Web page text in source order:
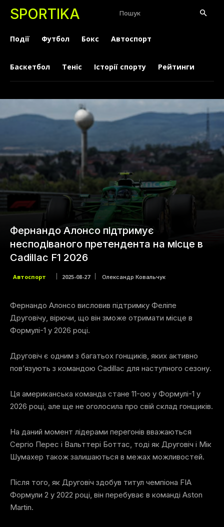
SPORTIKA Пошук
Події Футбол Бокс Автоспорт
Баскетбол Теніс Історії спорту Рейтинги
Фернандо Алонсо підтримує
несподіваного претендента на місце в
Cadillac F1 2026
Автоспорт 2025-08-27 Олександр Ковальчук
Фернандо Алонсо висловив підтримку Феліпе
Друговічу, вірючи, що він зможе отримати місце в
Формулі-1 у 2026 році.
Друговіч є одним з багатьох гонщиків, яких активно
пов’язують з командою Cadillac для наступного сезону.
Ця американська команда стане 11-ою у Формулі-1 у
2026 році, але ще не оголосила про свій склад гонщиків.
На даний момент лідерами перегонів вважаються
Сергіо Перес і Вальттері Боттас, тоді як Друговіч і Мік
Шумахер також залишаються в межах можливостей.
Після того, як Друговіч здобув титул чемпіона FIA
Формули 2 у 2022 році, він перебуває в команді Aston
Martin.